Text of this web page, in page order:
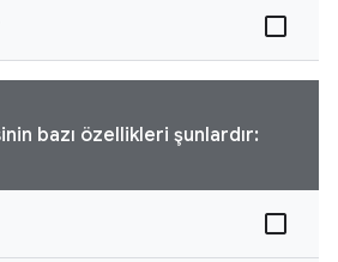
bazı özellikleri şunlardır: